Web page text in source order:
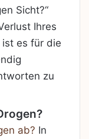
Sicht?“
Ihres
ist es für die
zu
ab? In